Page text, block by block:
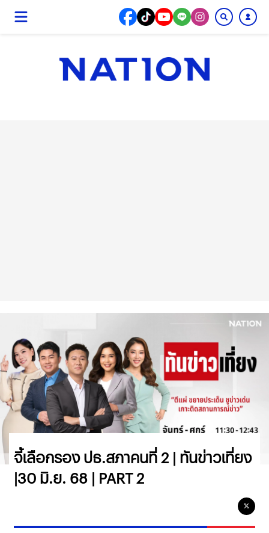
จี้เลือกรอง ปธ.สภาคนที่ 2 | ทันข่าวเที่ยง
|30 มิ.ย. 68 | PART 2